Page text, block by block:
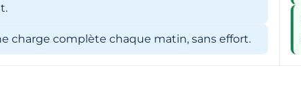
charge complète chaque matin, sans effort.